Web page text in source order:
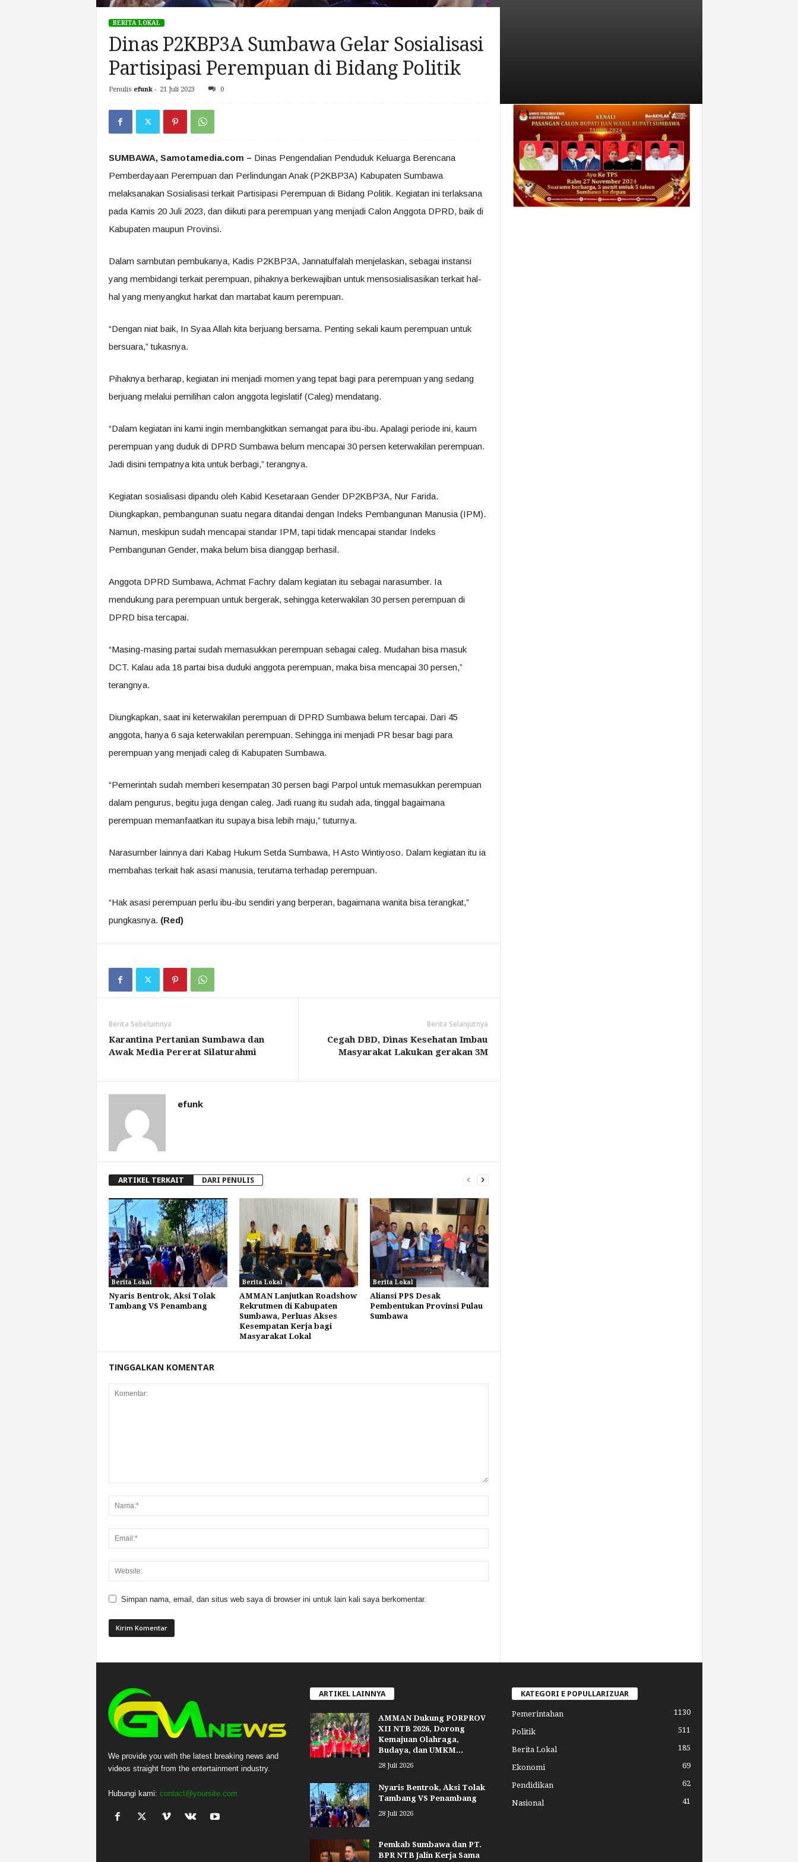
BERITA LOKAL
Dinas P2KBP3A Sumbawa Gelar Sosialisasi
Partisipasi Perempuan di Bidang Politik
Penulis efunk- 21 Juli 2023 0
SUMBAWA, Samotamedia.com – Dinas Pengendalian Penduduk Keluarga Berencana
Pemberdayaan Perempuan dan Perlindungan Anak (P2KBP3A) Kabupaten Sumbawa
melaksanakan Sosialisasi terkait Partisipasi Perempuan di Bidang Politik. Kegiatan ini terlaksana
pada Kamis 20 Juli 2023, dan diikuti para perempuan yang menjadi Calon Anggota DPRD, baik di
Kabupaten maupun Provinsi.
Dalam sambutan pembukanya, Kadis P2KBP3A, Jannatulfalah menjelaskan, sebagai instansi
yang membidangi terkait perempuan, pihaknya berkewajiban untuk mensosialisasikan terkait hal-
hal yang menyangkut harkat dan martabat kaum perempuan.
“Dengan niat baik, In Syaa Allah kita berjuang bersama. Penting sekali kaum perempuan untuk
bersuara,” tukasnya.
Pihaknya berharap, kegiatan ini menjadi momen yang tepat bagi para perempuan yang sedang
berjuang melalui pemilihan calon anggota legislatif (Caleg) mendatang.
“Dalam kegiatan ini kami ingin membangkitkan semangat para ibu-ibu. Apalagi periode ini, kaum
perempuan yang duduk di DPRD Sumbawa belum mencapai 30 persen keterwakilan perempuan.
Jadi disini tempatnya kita untuk berbagi,” terangnya.
Kegiatan sosialisasi dipandu oleh Kabid Kesetaraan Gender DP2KBP3A, Nur Farida.
Diungkapkan, pembangunan suatu negara ditandai dengan Indeks Pembangunan Manusia (IPM).
Namun, meskipun sudah mencapai standar IPM, tapi tidak mencapai standar Indeks
Pembangunan Gender, maka belum bisa dianggap berhasil.
Anggota DPRD Sumbawa, Achmat Fachry dalam kegiatan itu sebagai narasumber. Ia
mendukung para perempuan untuk bergerak, sehingga keterwakilan 30 persen perempuan di
DPRD bisa tercapai.
“Masing-masing partai sudah memasukkan perempuan sebagai caleg. Mudahan bisa masuk
DCT. Kalau ada 18 partai bisa duduki anggota perempuan, maka bisa mencapai 30 persen,”
terangnya.
Diungkapkan, saat ini keterwakilan perempuan di DPRD Sumbawa belum tercapai. Dari 45
anggota, hanya 6 saja keterwakilan perempuan. Sehingga ini menjadi PR besar bagi para
perempuan yang menjadi caleg di Kabupaten Sumbawa.
“Pemerintah sudah memberi kesempatan 30 persen bagi Parpol untuk memasukkan perempuan
dalam pengurus, begitu juga dengan caleg. Jadi ruang itu sudah ada, tinggal bagaimana
perempuan memanfaatkan itu supaya bisa lebih maju,” tuturnya.
Narasumber lainnya dari Kabag Hukum Setda Sumbawa, H Asto Wintiyoso. Dalam kegiatan itu ia
membahas terkait hak asasi manusia, terutama terhadap perempuan.
“Hak asasi perempuan perlu ibu-ibu sendiri yang berperan, bagaimana wanita bisa terangkat,”
pungkasnya. (Red)
Berita Sebelumnya
Karantina Pertanian Sumbawa dan
Awak Media Pererat Silaturahmi
Berita Selanjutnya
Cegah DBD, Dinas Kesehatan Imbau
Masyarakat Lakukan gerakan 3M
efunk
ARTIKEL TERKAIT DARI PENULIS
Berita Lokal
Nyaris Bentrok, Aksi Tolak
Tambang VS Penambang
Berita Lokal
AMMAN Lanjutkan Roadshow
Rekrutmen di Kabupaten
Sumbawa, Perluas Akses
Kesempatan Kerja bagi
Masyarakat Lokal
Berita Lokal
Aliansi PPS Desak
Pembentukan Provinsi Pulau
Sumbawa
TINGGALKAN KOMENTAR
Simpan nama, email, dan situs web saya di browser ini untuk lain kali saya berkomentar.
We provide you with the latest breaking news and
videos straight from the entertainment industry.
Hubungi kami: contact@yoursite.com
ARTIKEL LAINNYA
AMMAN Dukung PORPROV
XII NTB 2026, Dorong
Kemajuan Olahraga,
Budaya, dan UMKM...
28 Juli 2026
Nyaris Bentrok, Aksi Tolak
Tambang VS Penambang
28 Juli 2026
Pemkab Sumbawa dan PT.
BPR NTB Jalin Kerja Sama
KATEGORI E POPULLARIZUAR
Pemerintahan 1130
Politik 511
Berita Lokal 185
Ekonomi 69
Pendidikan 62
Nasional 41